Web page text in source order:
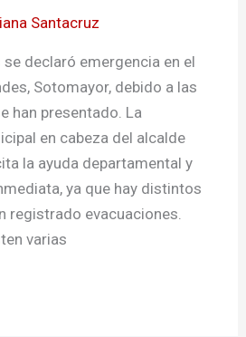
Santacruz
declaró emergencia en el
Sotomayor, debido a las
han presentado. La
en cabeza del alcalde
la ayuda departamental y
ya que hay distintos
registrado evacuaciones.
varias